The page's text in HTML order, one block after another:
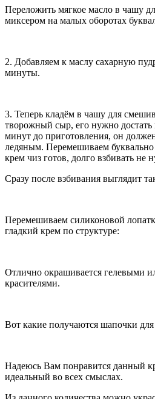
Переложить мягкое масло в чашу
миксером на малых оборотах
2. Добавляем к маслу сахарную
минуты.
3. Теперь кладём в чашу для
творожный сыр, его нужно достать
минут до приготовления, он
ледяным. Перемешиваем
крем чиз готов, долго взбивать не
Сразу после взбивания выглядит
Перемешиваем силиконовой
гладкий крем по структуре:
Отлично окрашивается гелевыми
красителями.
Вот какие получаются шапочки для
Надеюсь Вам понравится данный
идеальный во всех смыслах.